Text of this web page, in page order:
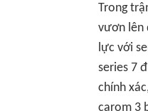
Trong
vươn lên
lực với
series 7
chính
carom 3